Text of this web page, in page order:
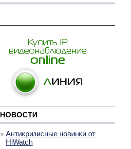
НОВОСТИ
Антикризисные новинки от
HiWatch